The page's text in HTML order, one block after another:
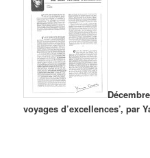
voyages d’excellences’, par